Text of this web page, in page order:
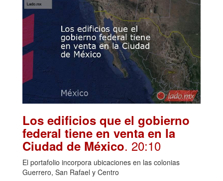
Los edificios que el gobierno
federal tiene en venta en la
Ciudad de México. 20:10
El portafolio incorpora ubicaciones en las colonias
Guerrero, San Rafael y Centro